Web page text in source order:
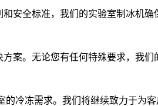
安全标准，我们的实验室制冰机确
案。无论您有任何特殊要求，我
冷冻需求。我们将继续致力于为